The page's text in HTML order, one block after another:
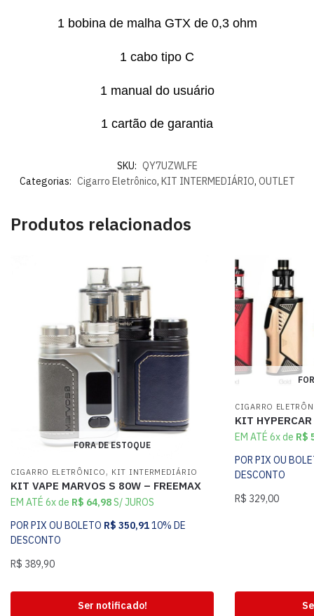
1 bobina de malha GTX de 0,3 ohm
1 cabo tipo C
1 manual do usuário
1 cartão de garantia
SKU: QY7UZWLFE
Categorias: Cigarro Eletrônico, KIT INTERMEDIÁRIO, OUTLET
Produtos relacionados
FORA DE ESTOQUE
CIGARRO ELETRÔNICO , KIT INTERMEDIÁRIO
KIT VAPE MARVOS S 80W – FREEMAX
EM ATÉ 6x de R$ 64,98S/ JUROS
POR PIX OU BOLETO R$ 350,9110% DE
DESCONTO
R$ 389,90
Ser notificado!
CIGARRO
KIT
EM ATÉ 6x de R$
POR PIX OU
DESCONTO
R$ 329,00